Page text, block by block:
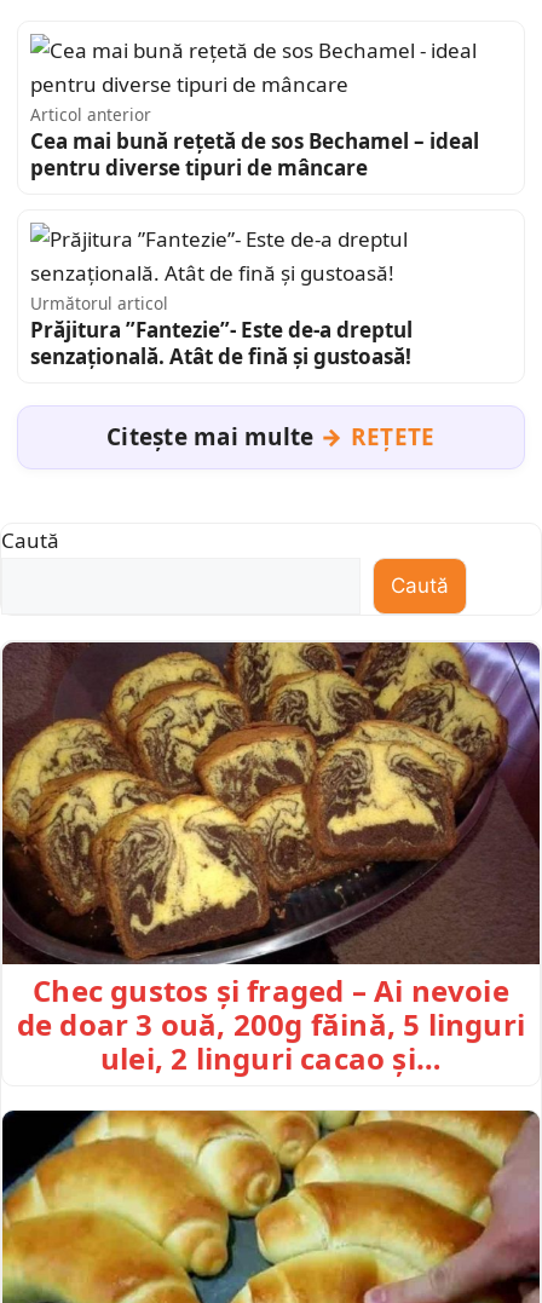
Articol anterior
Cea mai bună rețetă de sos Bechamel – ideal
pentru diverse tipuri de mâncare
Următorul articol
Prăjitura ”Fantezie”- Este de-a dreptul
senzațională. Atât de fină și gustoasă!
Citește mai multe REȚETE
Caută
Caută
Chec gustos și fraged – Ai nevoie
de doar 3 ouă, 200g făină, 5 linguri
ulei, 2 linguri cacao și…